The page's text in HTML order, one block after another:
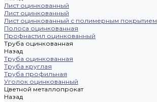
Лист оцинкованный
Лист оцинкованный
Лист оцинкованный с полимерным покрытием
Полоса оцинкованная
Профнастил оцинкованный
Труба оцинкованная
Назад
Труба оцинкованная
Труба круглая
Труба профильная
Уголок оцинкованный
Цветной металлопрокат
Назад